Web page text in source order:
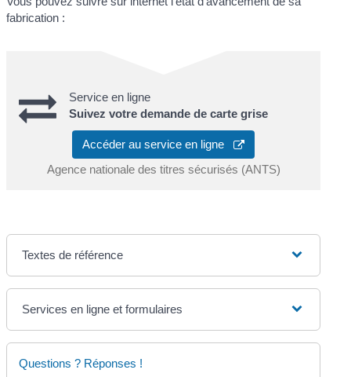
fabrication :
Service en ligne
Suivez votre demande de carte grise
Accéder au service en ligne
Agence nationale des titres sécurisés (ANTS)
Textes de référence
Services en ligne et formulaires
Questions ? Réponses !